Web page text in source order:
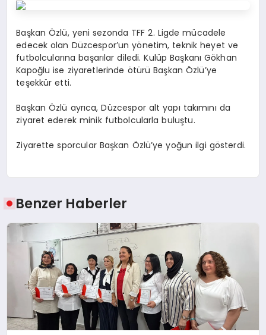
TEKNOLOJI
Başkan Özlü, yeni sezonda TFF 2. Ligde mücadele
edecek olan Düzcespor’un yönetim, teknik heyet ve
futbolcularına başarılar diledi. Kulüp Başkanı Gökhan
Kapoğlu ise ziyaretlerinde ötürü Başkan Özlü’ye
teşekkür etti.
Başkan Özlü ayrıca, Düzcespor alt yapı takımını da
ziyaret ederek minik futbolcularla buluştu.
Ziyarette sporcular Başkan Özlü’ye yoğun ilgi gösterdi.
Benzer Haberler